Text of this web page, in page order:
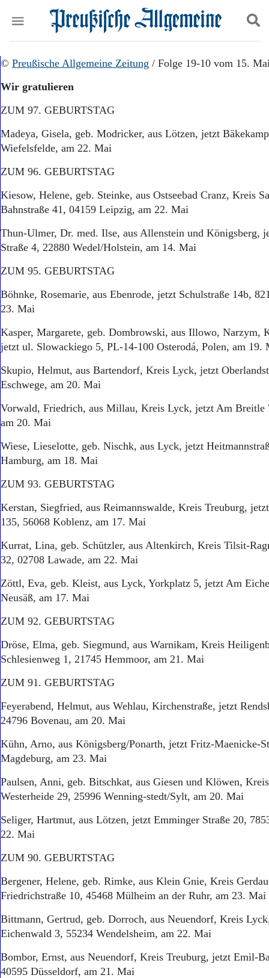
Start
Aktuelle Ausgabe
Abonnent werden
Mediadaten
Politik
Gesellschaft
Leben
Geschichte
Ostpreußen
Pommern
Schlesien
Danzig und Westpreußen
Impressum
Suchen und finden
© Preußische Allgemeine Zeitung / Folge 19-10 vom 15.
Wir gratulieren
ZUM 97. GEBURTSTAG
Madeya, Gisela, geb. Modricker, aus Lötzen, jetzt
Wiefelsfelde, am 22. Mai
ZUM 96. GEBURTSTAG
Kiesow, Helene, geb. Steinke, aus Ostseebad Cranz, Kreis
Bahnstraße 41, 04159 Leipzig, am 22. Mai
Thun-Ulmer, Dr. med. Ilse, aus Allenstein und Königsberg,
Straße 4, 22880 Wedel/Holstein, am 14. Mai
ZUM 95. GEBURTSTAG
Böhnke, Rosemarie, aus Ebenrode, jetzt Schulstraße 14b,
23. Mai
Kasper, Margarete, geb. Dombrowski, aus Illowo, Narzym,
jetzt ul. Slowackiego 5, PL-14-100 Osterodá, Polen, am 19.
Skupio, Helmut, aus Bartendorf, Kreis Lyck, jetzt
Eschwege, am 20. Mai
Vorwald, Friedrich, aus Millau, Kreis Lyck, jetzt Am Breitle
am 20. Mai
Wiese, Lieselotte, geb. Nischk, aus Lyck, jetzt
Hamburg, am 18. Mai
ZUM 93. GEBURTSTAG
Kerstan, Siegfried, aus Reimannswalde, Kreis Treuburg,
135, 56068 Koblenz, am 17. Mai
Kurrat, Lina, geb. Schützler, aus Altenkirch, Kreis Tilsit-
32, 02708 Lawade, am 22. Mai
Zöttl, Eva, geb. Kleist, aus Lyck, Yorkplatz 5, jetzt Am
Neusäß, am 17. Mai
ZUM 92. GEBURTSTAG
Dröse, Elma, geb. Siegmund, aus Warnikam, Kreis
Schlesienweg 1, 21745 Hemmoor, am 21. Mai
ZUM 91. GEBURTSTAG
Feyerabend, Helmut, aus Wehlau, Kirchenstraße, jetzt
24796 Bovenau, am 20. Mai
Kühn, Arno, aus Königsberg/Ponarth, jetzt Fritz-Maenicke-
Magdeburg, am 23. Mai
Paulsen, Anni, geb. Bitschkat, aus Giesen und Klöwen,
Westerheide 29, 25996 Wenning-stedt/Sylt, am 20. Mai
Seliger, Hartmut, aus Lötzen, jetzt Emminger Straße 20,
22. Mai
ZUM 90. GEBURTSTAG
Bergener, Helene, geb. Rimke, aus Klein Gnie, Kreis
Friedrichstraße 10, 45468 Mülheim an der Ruhr, am 23. Mai
Bittmann, Gertrud, geb. Dorroch, aus Neuendorf, Kreis
Eichenwald 3, 55234 Wendelsheim, am 22. Mai
Bombor, Ernst, aus Neuendorf, Kreis Treuburg, jetzt Emil-
40595 Düsseldorf, am 21. Mai